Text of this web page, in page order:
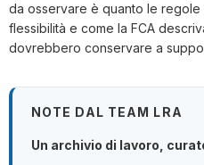
da osservare è quanto le
flessibilità e come la FCA
dovrebbero conservare a
NOTE DAL TEAM LRA
Un archivio di lavoro,